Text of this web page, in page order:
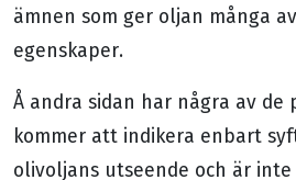
ämnen som ger oljan många
egenskaper.
Å andra sidan har några av de
kommer att indikera enbart
olivoljans utseende och är